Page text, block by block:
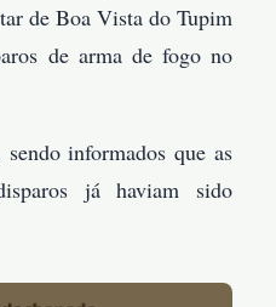
de Boa Vista do Tupim
de arma de fogo no
informados que as
já haviam sido